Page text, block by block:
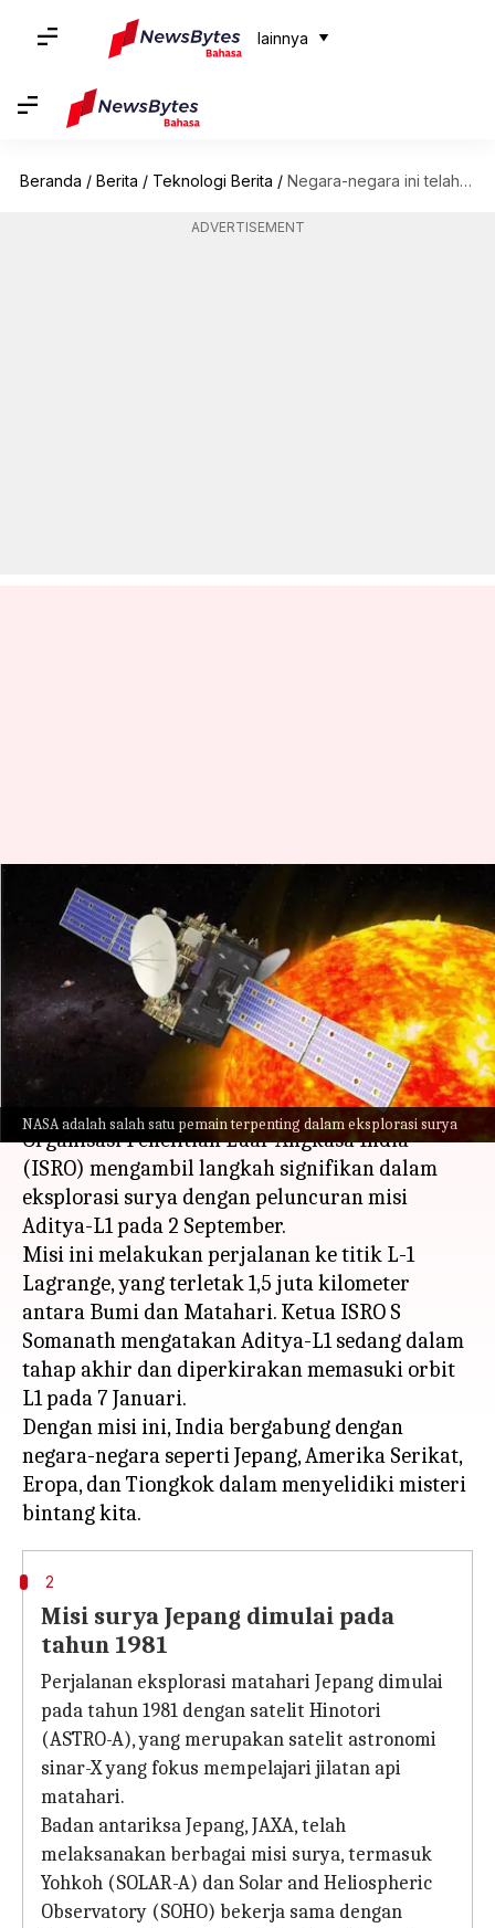
lainnya
Beranda / Berita / Teknologi Berita / Negara-negara ini telah mengejar misi eksplorasi matahari seperti Aditya-L1 di India
ADVERTISEMENT
NASA adalah salah satu pemain terpenting dalam eksplorasi surya
Negara-negara ini telah
mengejar misi eksplorasi
matahari seperti Aditya-L1 di
India
menulis Nov 28, 2023 11:36 am
Apa ceritanya
Organisasi Penelitian Luar Angkasa India
(ISRO) mengambil langkah signifikan dalam
eksplorasi surya dengan peluncuran misi
Aditya-L1 pada 2 September.
Misi ini melakukan perjalanan ke titik L-1
Lagrange, yang terletak 1,5 juta kilometer
antara Bumi dan Matahari. Ketua ISRO S
Somanath mengatakan Aditya-L1 sedang dalam
tahap akhir dan diperkirakan memasuki orbit
L1 pada 7 Januari.
Dengan misi ini, India bergabung dengan
negara-negara seperti Jepang, Amerika Serikat,
Eropa, dan Tiongkok dalam menyelidiki misteri
2
Misi surya Jepang dimulai pada
tahun 1981
Perjalanan eksplorasi matahari Jepang dimulai
pada tahun 1981 dengan satelit Hinotori
(ASTRO-A), yang merupakan satelit astronomi
sinar-X yang fokus mempelajari jilatan api
matahari.
Badan antariksa Jepang, JAXA, telah
melaksanakan berbagai misi surya, termasuk
Yohkoh (SOLAR-A) dan Solar and Heliospheric
Observatory (SOHO) bekerja sama dengan